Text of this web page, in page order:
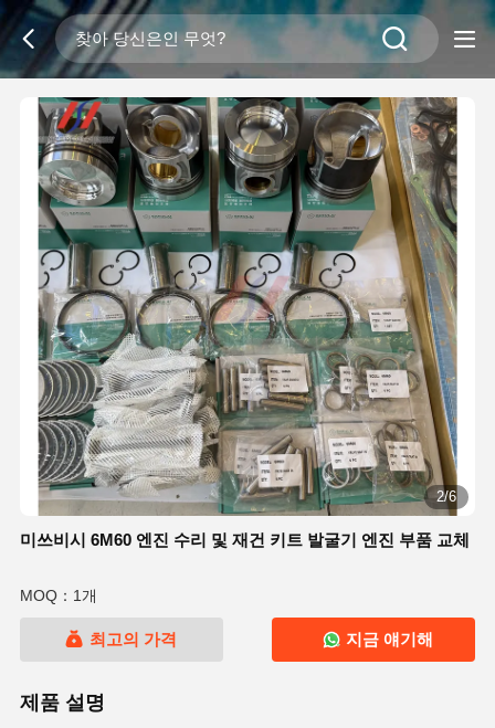
2/6
미쓰비시 6M60 엔진 수리 및 재건 키트 발굴기 엔진 부품 교체
MOQ：1개
최고의 가격 지금 얘기해
제품 설명